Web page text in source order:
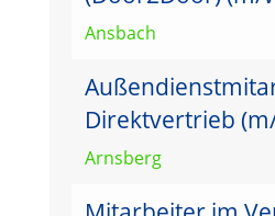
Ansbach
Direktvertrieb
Arnsberg